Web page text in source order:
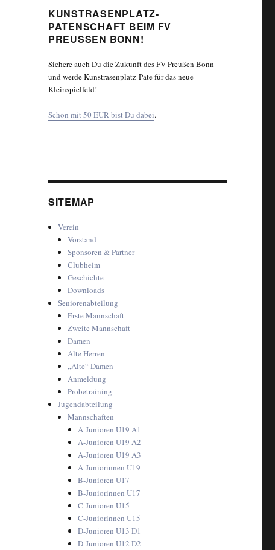
KUNSTRASENPLATZ-
PATENSCHAFT BEIM FV
PREUSSEN BONN!
Sichere auch Du die Zukunft des FV Preußen Bonn
und werde Kunstrasenplatz-Pate für das neue
Kleinspielfeld!
Schon mit 50 EUR bist Du dabei.
SITEMAP
Verein
Vorstand
Sponsoren & Partner
Clubheim
Geschichte
Downloads
Seniorenabteilung
Erste Mannschaft
Zweite Mannschaft
Damen
Alte Herren
„Alte“ Damen
Anmeldung
Probetraining
Jugendabteilung
Mannschaften
A-Junioren U19 A1
A-Junioren U19 A2
A-Junioren U19 A3
A-Juniorinnen U19
B-Junioren U17
B-Juniorinnen U17
C-Junioren U15
C-Juniorinnen U15
D-Junioren U13 D1
D-Junioren U12 D2